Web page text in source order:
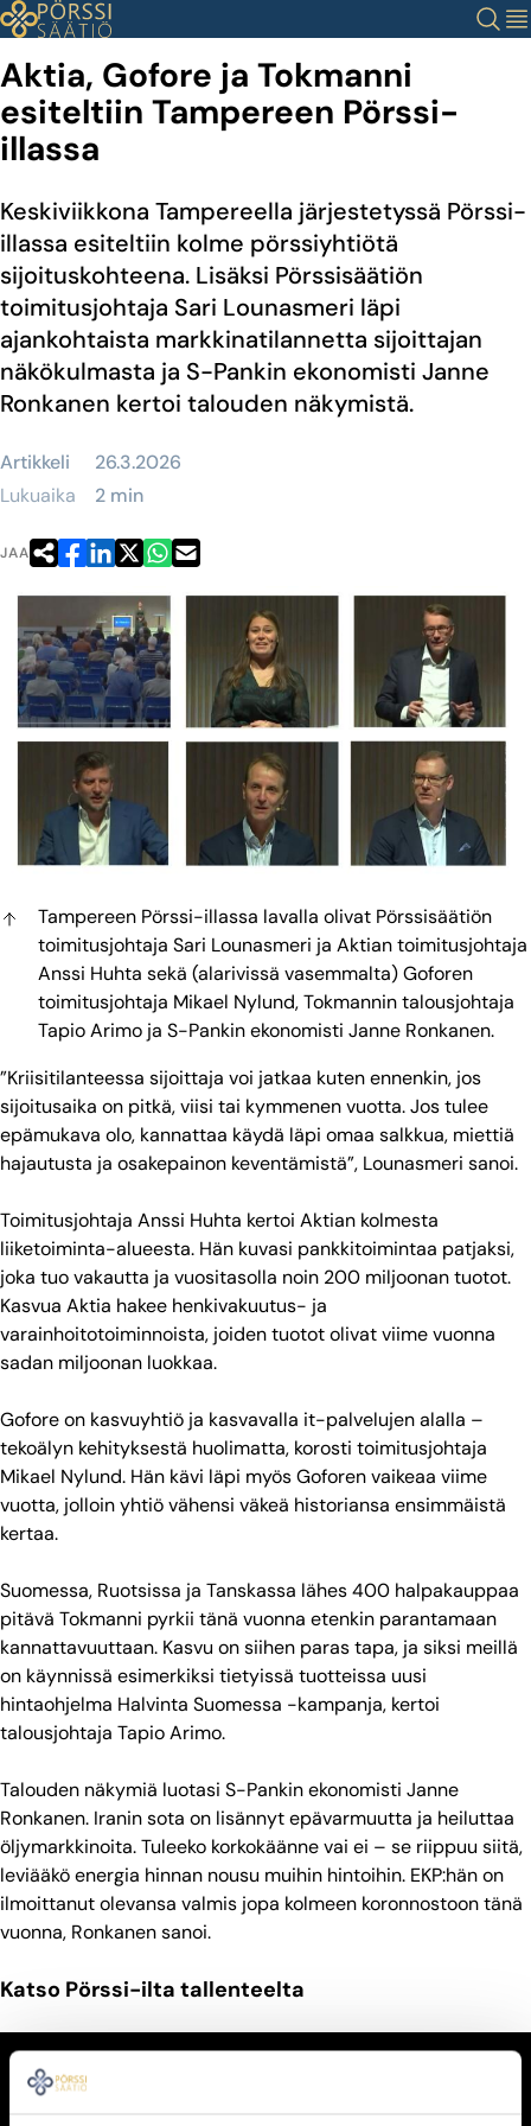
Siirry
sisältöön
Haku
Aktia, Gofore ja Tokmanni
esiteltiin Tampereen Pörssi-
illassa
Keskiviikkona Tampereella järjestetyssä Pörssi-
illassa esiteltiin kolme pörssiyhtiötä
sijoituskohteena. Lisäksi Pörssisäätiön
toimitusjohtaja Sari Lounasmeri läpi
ajankohtaista markkinatilannetta sijoittajan
näkökulmasta ja S-Pankin ekonomisti Janne
Ronkanen kertoi talouden näkymistä.
Artikkeli
26.3.2026
Lukuaika
2 min
JAA
Tampereen Pörssi-illassa lavalla olivat Pörssisäätiön
toimitusjohtaja Sari Lounasmeri ja Aktian toimitusjohtaja
Anssi Huhta sekä (alarivissä vasemmalta) Goforen
toimitusjohtaja Mikael Nylund, Tokmannin talousjohtaja
Tapio Arimo ja S-Pankin ekonomisti Janne Ronkanen.
”Kriisitilanteessa sijoittaja voi jatkaa kuten ennenkin, jos
sijoitusaika on pitkä, viisi tai kymmenen vuotta. Jos tulee
epämukava olo, kannattaa käydä läpi omaa salkkua, miettiä
hajautusta ja osakepainon keventämistä”, Lounasmeri sanoi.
Toimitusjohtaja Anssi Huhta kertoi Aktian kolmesta
liiketoiminta-alueesta. Hän kuvasi pankkitoimintaa patjaksi,
joka tuo vakautta ja vuositasolla noin 200 miljoonan tuotot.
Kasvua Aktia hakee henkivakuutus- ja
varainhoitotoiminnoista, joiden tuotot olivat viime vuonna
sadan miljoonan luokkaa.
Gofore on kasvuyhtiö ja kasvavalla it-palvelujen alalla –
tekoälyn kehityksestä huolimatta, korosti toimitusjohtaja
Mikael Nylund. Hän kävi läpi myös Goforen vaikeaa viime
vuotta, jolloin yhtiö vähensi väkeä historiansa ensimmäistä
kertaa.
Suomessa, Ruotsissa ja Tanskassa lähes 400 halpakauppaa
pitävä Tokmanni pyrkii tänä vuonna etenkin parantamaan
kannattavuuttaan. Kasvu on siihen paras tapa, ja siksi meillä
on käynnissä esimerkiksi tietyissä tuotteissa uusi
hintaohjelma Halvinta Suomessa -kampanja, kertoi
talousjohtaja Tapio Arimo.
Talouden näkymiä luotasi S-Pankin ekonomisti Janne
Ronkanen. Iranin sota on lisännyt epävarmuutta ja heiluttaa
öljymarkkinoita. Tuleeko korkokäänne vai ei – se riippuu siitä,
leviääkö energia hinnan nousu muihin hintoihin. EKP:hän on
ilmoittanut olevansa valmis jopa kolmeen koronnostoon tänä
vuonna, Ronkanen sanoi.
Katso Pörssi-ilta tallenteelta